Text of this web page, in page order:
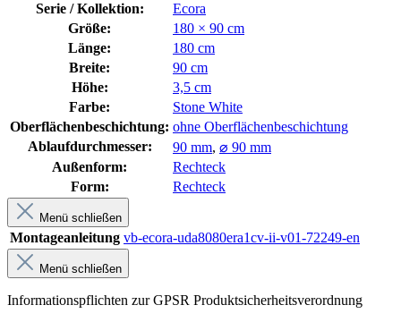
Serie / Kollektion:
Ecora
Größe:
180 × 90 cm
Länge:
180 cm
Breite:
90 cm
Höhe:
3,5 cm
Farbe:
Stone White
Oberflächenbeschichtung: ohne Oberflächenbeschichtung
Ablaufdurchmesser:
90 mm, ⌀ 90 mm
Außenform:
Rechteck
Form:
Rechteck
Menü schließen
Montageanleitung vb-ecora-uda8080era1cv-ii-v01-72249-en
Menü schließen
Informationspflichten zur GPSR Produktsicherheitsverordnung